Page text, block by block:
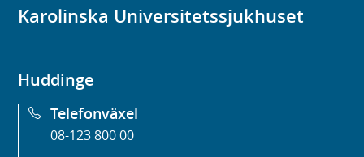
Karolinska Universitetssjukhuset
Huddinge
Telefonväxel
08-123 800 00